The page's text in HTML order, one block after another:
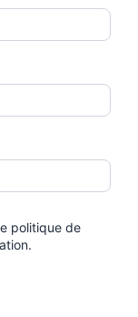
politique de